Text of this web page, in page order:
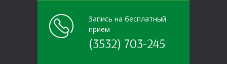
Запись на бесплатный
прием
(3532) 703-245